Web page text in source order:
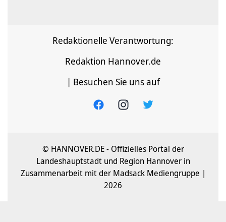
Redaktionelle Verantwortung:
Redaktion Hannover.de
| Besuchen Sie uns auf
© HANNOVER.DE - Offizielles Portal der
Landeshauptstadt und Region Hannover in
Zusammenarbeit mit der Madsack Mediengruppe |
2026